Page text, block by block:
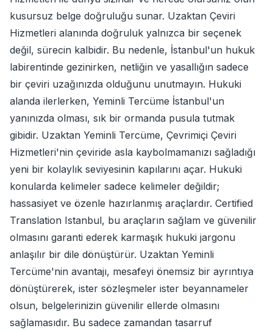
kusursuz belge doğruluğu sunar. Uzaktan Çeviri
Hizmetleri alanında doğruluk yalnızca bir seçenek
değil, sürecin kalbidir. Bu nedenle, İstanbul'un hukuk
labirentinde gezinirken, netliğin ve yasallığın sadece
bir çeviri uzağınızda olduğunu unutmayın. Hukuki
alanda ilerlerken, Yeminli Tercüme İstanbul'un
yanınızda olması, sık bir ormanda pusula tutmak
gibidir. Uzaktan Yeminli Tercüme, Çevrimiçi Çeviri
Hizmetleri'nin çeviride asla kaybolmamanızı sağladığı
yeni bir kolaylık seviyesinin kapılarını açar. Hukuki
konularda kelimeler sadece kelimeler değildir;
hassasiyet ve özenle hazırlanmış araçlardır. Certified
Translation Istanbul, bu araçların sağlam ve güvenilir
olmasını garanti ederek karmaşık hukuki jargonu
anlaşılır bir dile dönüştürür. Uzaktan Yeminli
Tercüme'nin avantajı, mesafeyi önemsiz bir ayrıntıya
dönüştürerek, ister sözleşmeler ister beyannameler
olsun, belgelerinizin güvenilir ellerde olmasını
sağlamasıdır. Bu sadece zamandan tasarruf